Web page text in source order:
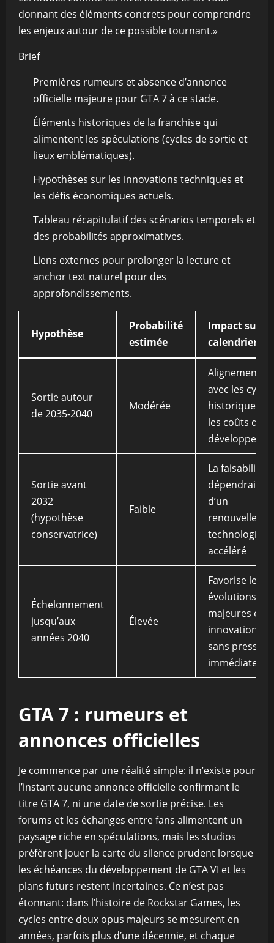
donnant des éléments concrets pour comprendre
les enjeux autour de ce possible tournant.»
Brief
Premières rumeurs et absence d’annonce
officielle majeure pour GTA 7 à ce stade.
Éléments historiques de la franchise qui
alimentent les spéculations (cycles de sortie et
lieux emblématiques).
Hypothèses sur les innovations techniques et
les défis économiques actuels.
Tableau récapitulatif des scénarios temporels et
des probabilités approximatives.
Liens externes pour prolonger la lecture et
anchor text naturel pour des
approfondissements.
Hypothèse
Probabilité
estimée
Impact sur le
calendrier
Sortie autour
de 2035-2040
Modérée
Alignement
avec les cycles
historiques et
les coûts de
Sortie avant
2032
(hypothèse
conservatrice)
Faible
La faisabilité
dépendrait
d’un
technologique
accéléré
Échelonnement
jusqu’aux
années 2040
Élevée
Favorise les
évolutions
majeures et
innovations
sans pression
immédiate
GTA 7 : rumeurs et
annonces officielles
Je commence par une réalité simple: il n’existe pour
l’instant aucune annonce officielle confirmant le
titre GTA 7, ni une date de sortie précise. Les
forums et les échanges entre fans alimentent un
paysage riche en spéculations, mais les studios
préfèrent jouer la carte du silence prudent lorsque
les échéances du développement de GTA VI et les
plans futurs restent incertaines. Ce n’est pas
étonnant: dans l’histoire de Rockstar Games, les
cycles entre deux opus majeurs se mesurent en
années, parfois plus d’une décennie, et chaque